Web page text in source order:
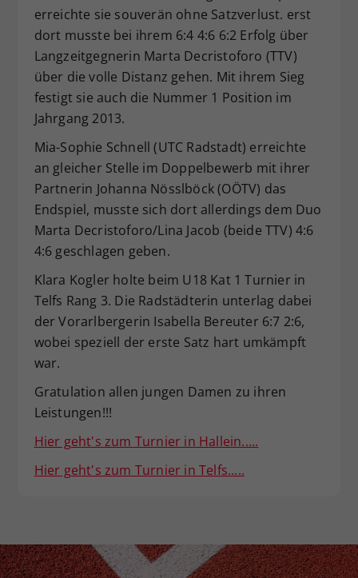
erreichte sie souverän ohne Satzverlust. erst
dort musste bei ihrem 6:4 4:6 6:2 Erfolg über
Langzeitgegnerin Marta Decristoforo (TTV)
über die volle Distanz gehen. Mit ihrem Sieg
festigt sie auch die Nummer 1 Position im
Jahrgang 2013.
Mia-Sophie Schnell (UTC Radstadt) erreichte
an gleicher Stelle im Doppelbewerb mit ihrer
Partnerin Johanna Nösslböck (OÖTV) das
Endspiel, musste sich dort allerdings dem Duo
Marta Decristoforo/Lina Jacob (beide TTV) 4:6
4:6 geschlagen geben.
Klara Kogler holte beim U18 Kat 1 Turnier in
Telfs Rang 3. Die Radstädterin unterlag dabei
der Vorarlbergerin Isabella Bereuter 6:7 2:6,
wobei speziell der erste Satz hart umkämpft
war.
Gratulation allen jungen Damen zu ihren
Leistungen!!!
Hier geht's zum Turnier in Hallein.....
Hier geht's zum Turnier in Telfs.....
Zweck
Dieser Wert speichert Ihre Consent-
Einstellungen. Unter anderem eine
zufällig generierte ID, für die
historische Speicherung Ihrer
vorgenommen Einstellungen, falls der
Webseiten-Betreiber dies eingestellt
hat.